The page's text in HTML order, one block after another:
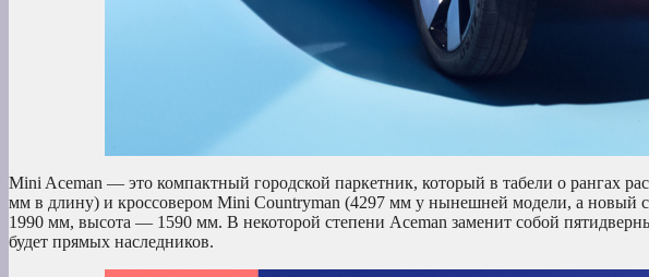
Mini Aceman — это компактный городской паркетник, который в табели о рангах
мм в длину) и кроссовером Mini Countryman (4297 мм у нынешней модели, а
1990 мм, высота — 1590 мм. В некоторой степени Aceman заменит собой
будет прямых наследников.